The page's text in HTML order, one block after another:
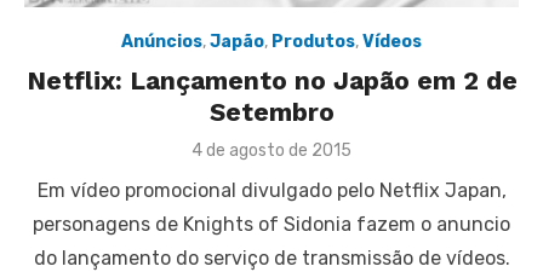
Anúncios,Japão, Produtos,Vídeos
Netflix: Lançamento no Japão em 2 de
Setembro
Posted
4 de agosto de 2015
Em vídeo promocional divulgado pelo Netflix Japan,
personagens de Knights of Sidonia fazem o anuncio
do lançamento do serviço de transmissão de vídeos.